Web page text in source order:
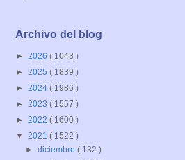
Archivo del blog
► 2026 ( 1043 )
► 2025 ( 1839 )
► 2024 ( 1986 )
► 2023 ( 1557 )
► 2022 ( 1600 )
▼ 2021 ( 1522 )
►diciembre( 132 )